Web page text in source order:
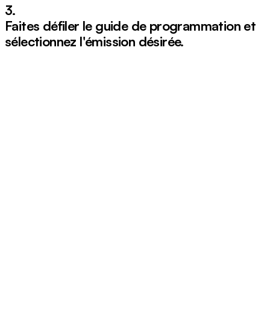
3.
Faites défiler le guide de programmation et
sélectionnez l'émission désirée.